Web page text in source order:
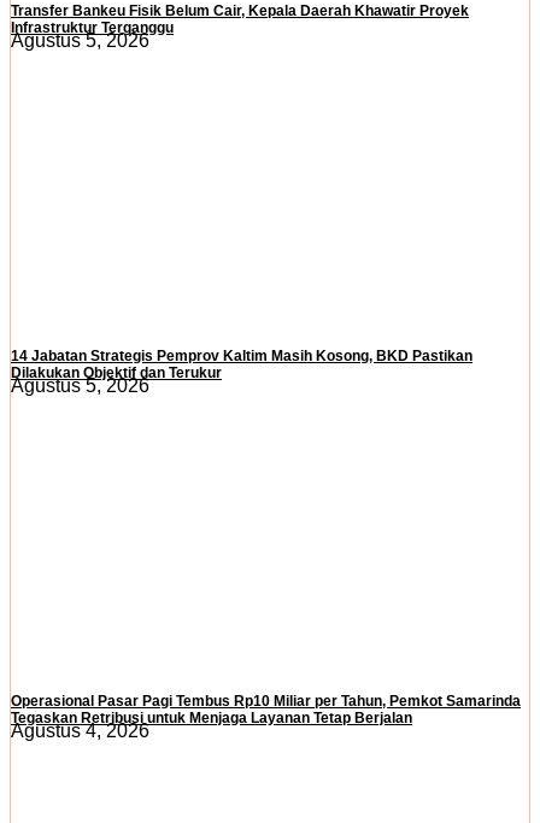
Transfer Bankeu Fisik Belum Cair, Kepala Daerah Khawatir Proyek
Infrastruktur Terganggu
Agustus 5, 2026
14 Jabatan Strategis Pemprov Kaltim Masih Kosong, BKD Pastikan
Dilakukan Objektif dan Terukur
Agustus 5, 2026
Operasional Pasar Pagi Tembus Rp10 Miliar per Tahun, Pemkot Samarinda
Tegaskan Retribusi untuk Menjaga Layanan Tetap Berjalan
Agustus 4, 2026